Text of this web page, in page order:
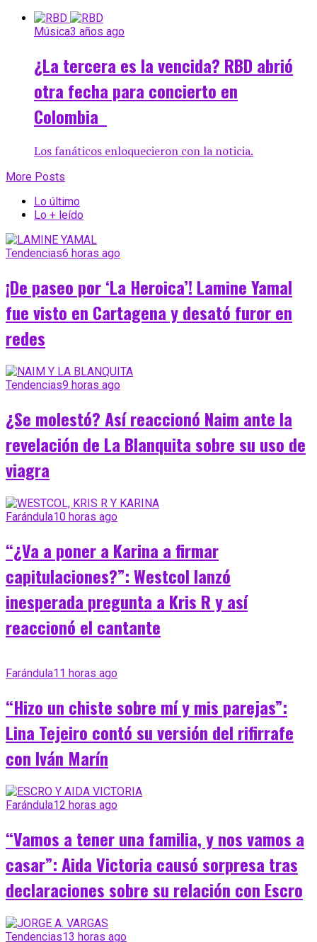
Música3 años ago
¿La tercera es la vencida? RBD abrió
otra fecha para concierto en
Colombia
Los fanáticos enloquecieron con la noticia.
More Posts
Lo último
Lo + leído
Tendencias6 horas ago
¡De paseo por ‘La Heroica’! Lamine Yamal
fue visto en Cartagena y desató furor en
redes
Tendencias9 horas ago
¿Se molestó? Así reaccionó Naim ante la
revelación de La Blanquita sobre su uso de
viagra
Farándula10 horas ago
“¿Va a poner a Karina a firmar
capitulaciones?”: Westcol lanzó
inesperada pregunta a Kris R y así
reaccionó el cantante
Farándula11 horas ago
“Hizo un chiste sobre mí y mis parejas”:
Lina Tejeiro contó su versión del rifirrafe
con Iván Marín
Farándula12 horas ago
“Vamos a tener una familia, y nos vamos a
casar”: Aida Victoria causó sorpresa tras
declaraciones sobre su relación con Escro
Tendencias13 horas ago